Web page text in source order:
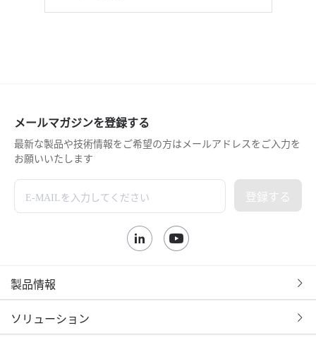
メールマガジンを登録する
最新な製品や技術情報をご希望の方はメールアドレスをご入力を
お願いいたします
登録する
製品情報
ソリューション